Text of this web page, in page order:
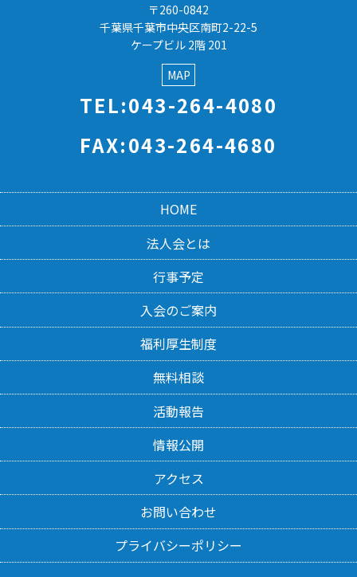
〒260-0842
千葉県千葉市中央区南町2-22-5
ケープビル 2階 201
MAP
TEL:043-264-4080
FAX:043-264-4680
HOME
法人会とは
行事予定
入会のご案内
福利厚生制度
無料相談
活動報告
情報公開
アクセス
お問い合わせ
プライバシーポリシー